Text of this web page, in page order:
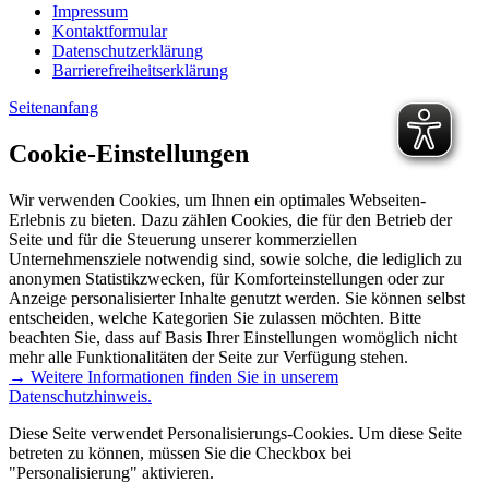
Impressum
Kontaktformular
Datenschutzerklärung
Barrierefreiheitserklärung
Seitenanfang
Cookie-Einstellungen
Wir verwenden Cookies, um Ihnen ein optimales Webseiten-
Erlebnis zu bieten. Dazu zählen Cookies, die für den Betrieb der
Seite und für die Steuerung unserer kommerziellen
Unternehmensziele notwendig sind, sowie solche, die lediglich zu
anonymen Statistikzwecken, für Komforteinstellungen oder zur
Anzeige personalisierter Inhalte genutzt werden. Sie können selbst
entscheiden, welche Kategorien Sie zulassen möchten. Bitte
beachten Sie, dass auf Basis Ihrer Einstellungen womöglich nicht
mehr alle Funktionalitäten der Seite zur Verfügung stehen.
→ Weitere Informationen finden Sie in unserem
Datenschutzhinweis.
Diese Seite verwendet Personalisierungs-Cookies. Um diese Seite
betreten zu können, müssen Sie die Checkbox bei
"Personalisierung" aktivieren.